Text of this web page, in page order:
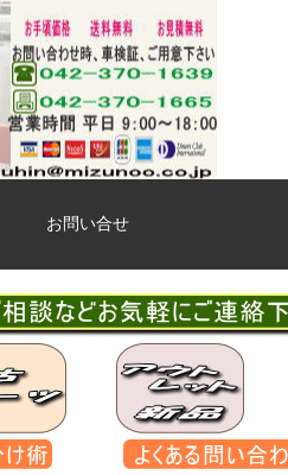
お問い合せ